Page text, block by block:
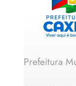
Prefeitura